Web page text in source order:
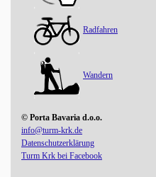
Radfahren
Wandern
© Porta Bavaria d.o.o.
info@turm-krk.de
Datenschutzerklärung
Turm Krk bei Facebook